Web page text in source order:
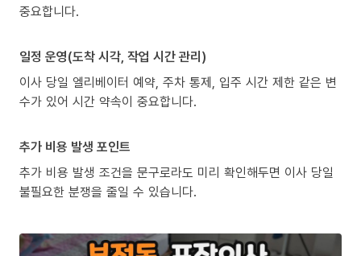
중요합니다.
일정 운영(도착 시각, 작업 시간 관리)
이사 당일 엘리베이터 예약, 주차 통제, 입주 시간 제한 같은 변
수가 있어 시간 약속이 중요합니다.
추가 비용 발생 포인트
추가 비용 발생 조건을 문구로라도 미리 확인해두면 이사 당일
불필요한 분쟁을 줄일 수 있습니다.